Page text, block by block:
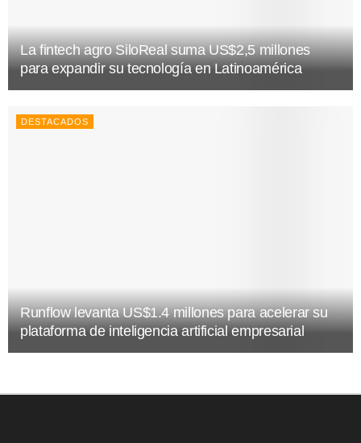
La fintech agro SiloReal suma US$2,5 millones
para expandir su tecnología en Latinoamérica
DESTACADOS
Runflow levanta US$1.4 millones para acelerar su
plataforma de inteligencia artificial empresarial